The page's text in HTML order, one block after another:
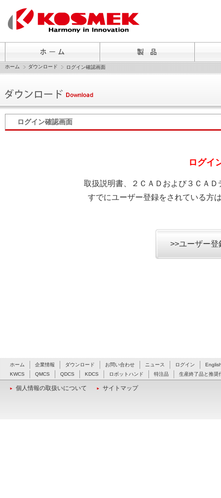
ホーム ダウンロード ログイン確認画面
ログイン確認画面
ログイ
取扱説明書、２ＣＡＤおよび３ＣＡ
すでにユーザー登録をされている方
>>ユーザー
ホーム 企業情報 ダウンロード お問い合わせ ニュース ログイン
KWCS
QMCS QDCS KDCS ロボットハンド 特注品 生産終了品と推奨
個人情報の取扱いについて サイトマップ